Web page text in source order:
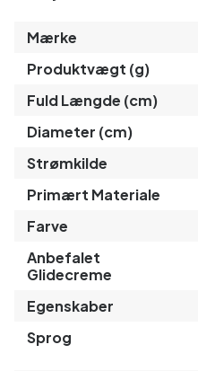
Mærke
Produktvægt (g)
Fuld Længde (cm)
Diameter (cm)
Strømkilde
Primært Materiale
Farve
Anbefalet
Glidecreme
Egenskaber
Sprog